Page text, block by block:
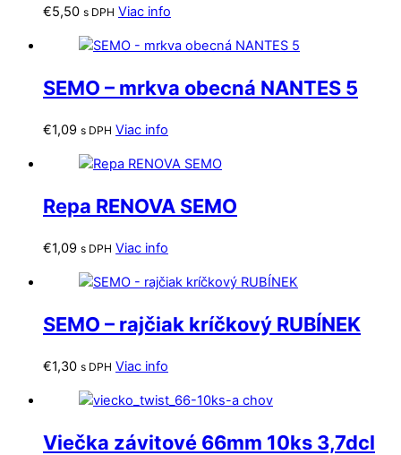
€5,50 s DPH Viac info
SEMO – mrkva obecná NANTES 5
€1,09 s DPH Viac info
Repa RENOVA SEMO
€1,09 s DPH Viac info
SEMO – rajčiak kríčkový RUBÍNEK
€1,30 s DPH Viac info
Viečka závitové 66mm 10ks 3,7dcl